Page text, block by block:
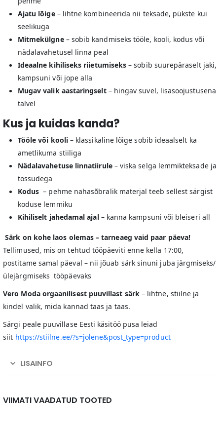
Ajatu lõige– lihtne kombineerida nii teksade, pükste kui
seelikuga
Mitmekülgne– sobib kandmiseks tööle, kooli, kodus või
nädalavahetusel linna peal
Ideaalne kihiliseks riietumiseks – sobib suurepäraselt jaki,
kampsuni või jope alla
Mugav valik aastaringselt– hingav suvel, lisasoojustusena
talvel
Kus ja kuidas kanda?
Tööle või kooli– klassikaline lõige sobib ideaalselt ka
ametlikuma stiiliga
Nädalavahetuse linnatiirule– viska selga lemmikteksade ja
tossudega
Kodus – pehme nahasõbralik materjal teeb sellest särgist
koduse lemmiku
Kihiliselt jahedamal ajal– kanna kampsuni või bleiseri all
️Särk on kohe laos olemas – tarneaeg vaid paar päeva!
Tellimused, mis on tehtud tööpäeviti enne kella 17:00,
postitame samal päeval – nii jõuab särk sinuni juba järgmiseks/
ülejärgmiseks tööpäevaks
Vero Moda orgaanilisest puuvillast särk– lihtne, stiilne ja
kindel valik, mida kannad taas ja taas.
Särgi peale puuvillase Eesti käsitöö pusa leiad
siit https://stiilne.ee/?s=jolene&post_type=product
LISAINFO
VIIMATI VAADATUD TOOTED